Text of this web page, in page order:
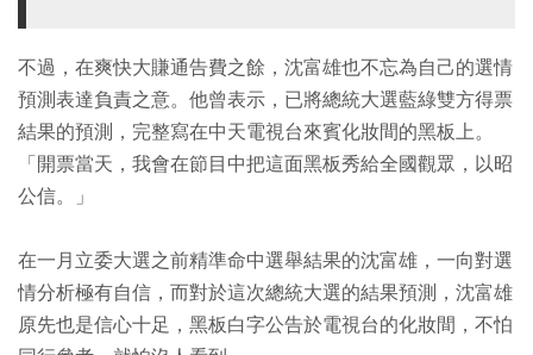
不過，在爽快大賺通告費之餘，沈富雄也不忘為自己的選情
預測表達負責之意。他曾表示，已將總統大選藍綠雙方得票
結果的預測，完整寫在中天電視台來賓化妝間的黑板上。
「開票當天，我會在節目中把這面黑板秀給全國觀眾，以昭
公信。」
在一月立委大選之前精準命中選舉結果的沈富雄，一向對選
情分析極有自信，而對於這次總統大選的結果預測，沈富雄
原先也是信心十足，黑板白字公告於電視台的化妝間，不怕